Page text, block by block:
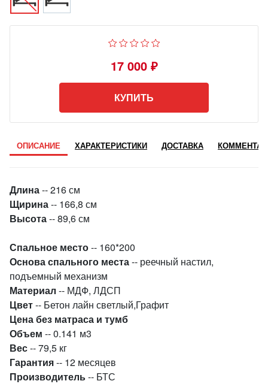
17 000 ₽
КУПИТЬ
ОПИСАНИЕ ХАРАКТЕРИСТИКИ ДОСТАВКА
Длина-- 216 см
Щирина-- 166,8 см
Высота-- 89,6 см
Спальное место-- 160*200
Основа спального места-- реечный настил,
подъемный механизм
Материал -- МДФ, ЛДСП
Цвет-- Бетон лайн светлый,Графит
Цена без матраса и тумб
Объем -- 0.141 м3
Вес-- 79,5 кг
Гарантия-- 12 месяцев
Производитель-- БТС